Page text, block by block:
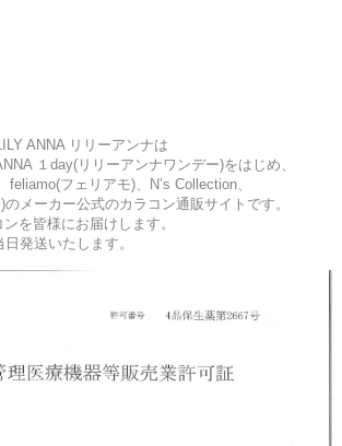
ANNA リリーアンナは
１day(リリーアンナワンデー)をはじめ、
feliamo(フェリアモ)、N’s Collection、
メーカー公式のカラコン通販サイトです。
を皆様にお届けします。
発送いたします。